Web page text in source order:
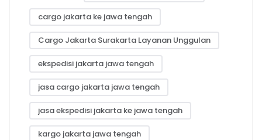
cargo jakarta ke jawa tengah
Cargo Jakarta Surakarta Layanan Unggulan
ekspedisi jakarta jawa tengah
jasa cargo jakarta jawa tengah
jasa ekspedisi jakarta ke jawa tengah
kargo jakarta jawa tengah